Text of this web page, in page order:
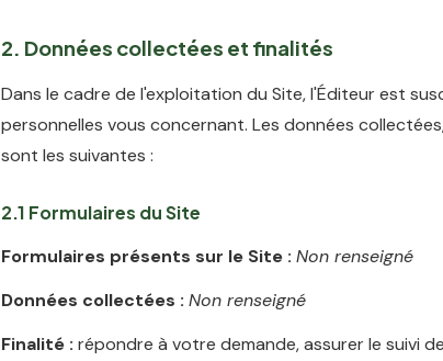
2. Données collectées et finalités
Dans le cadre de l'exploitation du Site, l'Éditeur est
personnelles vous concernant. Les données
sont les suivantes :
2.1 Formulaires du Site
Formulaires présents sur le Site : Non renseigné
Données collectées : Non renseigné
Finalité : répondre à votre demande, assurer le suivi